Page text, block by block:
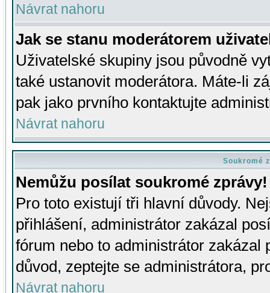
Návrat nahoru
Jak se stanu moderátorem
Uživatelské skupiny jsou původně
také ustanovit moderátora. Máte-li
pak jako prvního kontaktujte
Návrat nahoru
Soukromé
Nemůžu posílat soukromé zprávy!
Pro toto existují tři hlavní důvody.
přihlášení, administrátor zakázal
fórum nebo to administrátor zakázal
důvod, zeptejte se administrátora,
Návrat nahoru